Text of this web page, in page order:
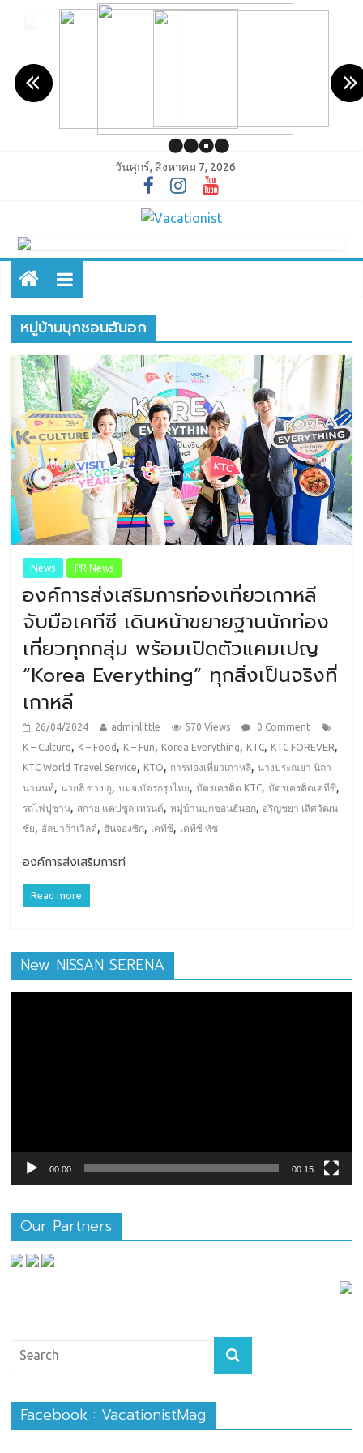
วันศุกร์, สิงหาคม 7, 2026
หมู่บ้านบุกชอนฮันอก
News PR News
องค์การส่งเสริมการท่องเที่ยวเกาหลี
จับมือเคทีซี เดินหน้าขยายฐานนักท่อง
เที่ยวทุกกลุ่ม พร้อมเปิดตัวแคมเปญ
“Korea Everything” ทุกสิ่งเป็นจริงที่
เกาหลี
26/04/2024 adminlittle 570 Views
0 Comment
K – Culture, K – Food , K – Fun, Korea Everything, KTC, KTC FOREVER,
KTC World Travel Service, KTO, การท่องเที่ยวเกาหลี,นางประณยา นิถา
นานนท์,นายลี ซาง อู,บมจ.บัตรกรุงไทย,บัตรเครดิต KTC,บัตรเครดิตเคทีซี,
รถไฟปูซาน, สกาย แคปซูล เทรนด์,หมู่บ้านบุกชอนฮันอก, อริญชยา เลิศวัฒน
ชัย, อัลปาก้าเวิลด์, ฮันจองซิก, เคทีซี, เคทีซี ทัช
องค์การส่งเสริมการท่
Read more
New NISSAN SERENA
00:00 00:15
Our Partners
Facebook : VacationistMag